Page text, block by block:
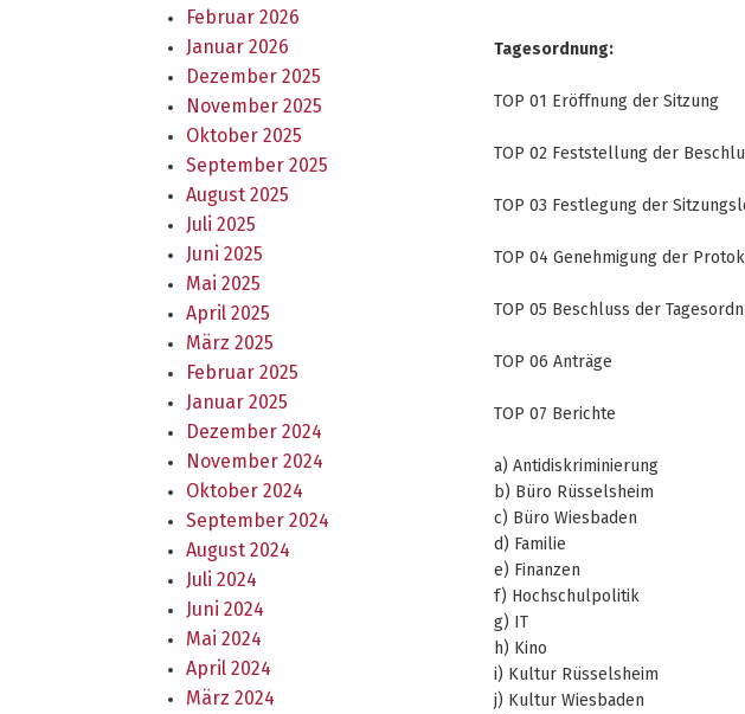
Tagesordnung:
TOP 01 Eröffnung der Sitzung
TOP 02 Feststellung der
TOP 03 Festlegung der
TOP 04 Genehmigung der
TOP 05 Beschluss der
TOP 06 Anträge
TOP 07 Berichte
a) Antidiskriminierung
b) Büro Rüsselsheim
c) Büro Wiesbaden
d) Familie
e) Finanzen
f) Hochschulpolitik
g) IT
h) Kino
i) Kultur Rüsselsheim
j) Kultur Wiesbaden
Februar 2026
Januar 2026
Dezember 2025
November 2025
Oktober 2025
September 2025
August 2025
Juli 2025
Juni 2025
Mai 2025
April 2025
März 2025
Februar 2025
Januar 2025
Dezember 2024
November 2024
Oktober 2024
September 2024
August 2024
Juli 2024
Juni 2024
Mai 2024
April 2024
März 2024